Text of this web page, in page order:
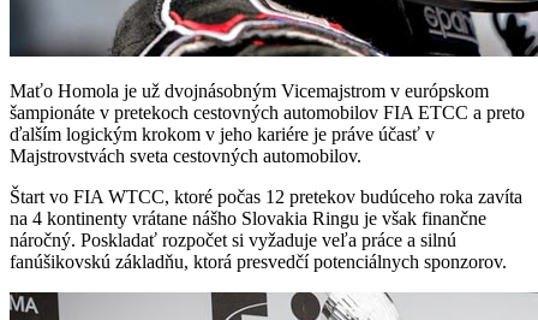
Maťo Homola je už dvojnásobným Vicemajstrom v európskom
šampionáte v pretekoch cestovných automobilov FIA ETCC a preto
ďalším logickým krokom v jeho kariére je práve účasť v
Majstrovstvách sveta cestovných automobilov.
Štart vo FIA WTCC, ktoré počas 12 pretekov budúceho roka zavíta
na 4 kontinenty vrátane nášho Slovakia Ringu je však finančne
náročný. Poskladať rozpočet si vyžaduje veľa práce a silnú
fanúšikovskú základňu, ktorá presvedčí potenciálnych sponzorov.